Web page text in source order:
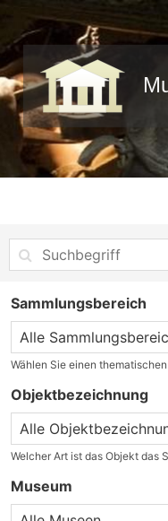
Sammlungsbereich
Wählen Sie einen
Objektbezeichnung
Welcher Art ist das Objekt das
Museum